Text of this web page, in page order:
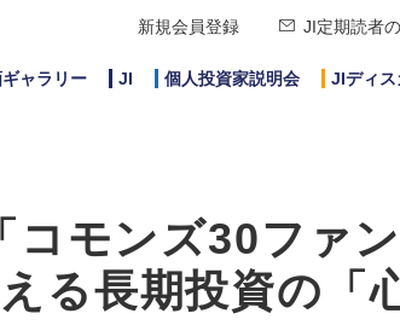
新規会員登録 JI定期読者
ャラリー JI 個人投資家説明会 JIディス
コモンズ30ファン
る長期投資の「